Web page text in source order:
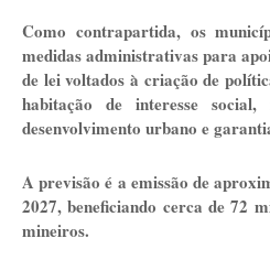
Como contrapartida, os
medidas administrativas para
de lei voltados à criação de
habitação de interesse
desenvolvimento urbano e
A previsão é a emissão de
2027, beneficiando cerca de 72
mineiros.